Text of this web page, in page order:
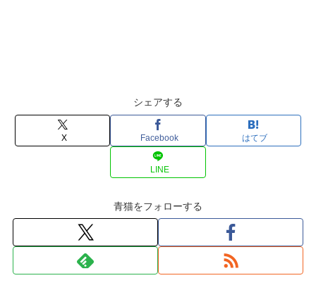
シェアする
X Facebook はてブ
LINE
青猫をフォローする